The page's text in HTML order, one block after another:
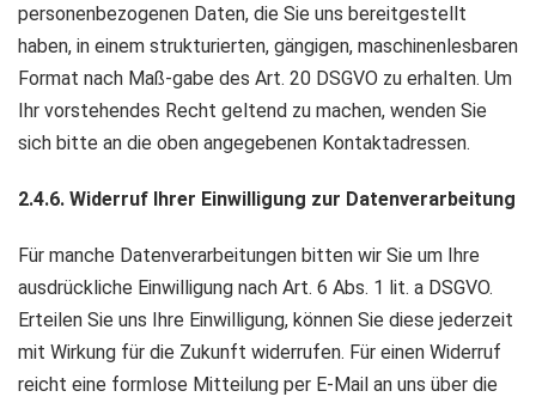
personenbezogenen Daten, die Sie uns bereitgestellt
haben, in einem strukturierten, gängigen, maschinenlesbaren
Format nach Maß-gabe des Art. 20 DSGVO zu erhalten. Um
Ihr vorstehendes Recht geltend zu machen, wenden Sie
sich bitte an die oben angegebenen Kontaktadressen.
2.4.6. Widerruf Ihrer Einwilligung zur Datenverarbeitung
Für manche Datenverarbeitungen bitten wir Sie um Ihre
ausdrückliche Einwilligung nach Art. 6 Abs. 1 lit. a DSGVO.
Erteilen Sie uns Ihre Einwilligung, können Sie diese jederzeit
mit Wirkung für die Zukunft widerrufen. Für einen Widerruf
reicht eine formlose Mitteilung per E-Mail an uns über die